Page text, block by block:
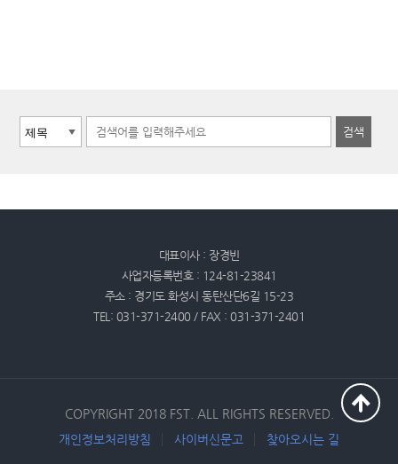
대표이사 : 장경빈
사업자등록번호 : 124-81-23841
주소 : 경기도 화성시 동탄산단6길 15-23
TEL: 031-371-2400 / FAX : 031-371-2401
COPYRIGHT 2018 FST. ALL RIGHTS RESERVED.
개인정보처리방침
사이버신문고 찾아오시는 길